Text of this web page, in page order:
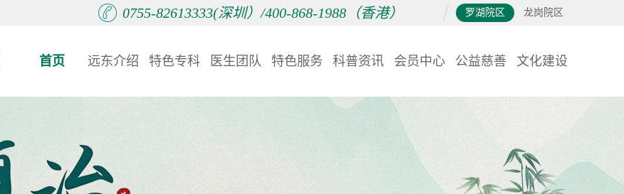
罗湖院区 龙岗院区
0755-82613333(深圳）/400-868-1988（香港）
首页 远东介绍 特色专科 医生团队 特色服务 科普资讯 会员中心 公益慈善 文化建设